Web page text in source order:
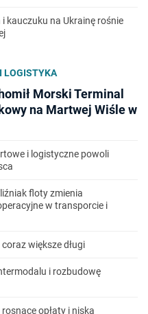
kauczuku na Ukrainę rośnie
LOGISTYKA
Morski Terminal
na Martwej Wiśle w
i logistyczne powoli
floty zmienia
w transporcie i
większe długi
i rozbudowę
opłaty i niska